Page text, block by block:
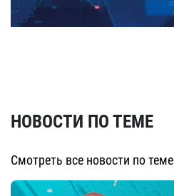
НОВОСТИ ПО ТЕМЕ
Смотреть все новости по теме